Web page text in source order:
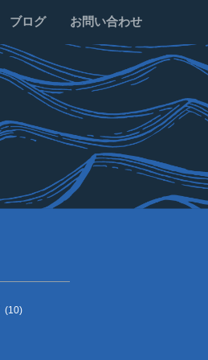
ブログ お問い合わせ
(10)